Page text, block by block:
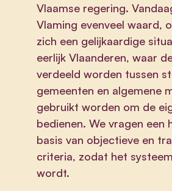
Vlaamse regering.
Vlaming evenveel waard,
zich een gelijkaardige
eerlijk Vlaanderen, waar
verdeeld worden tussen
gemeenten en algemene
gebruikt worden om de
bedienen. We vragen een
basis van objectieve en
criteria, zodat het
wordt.